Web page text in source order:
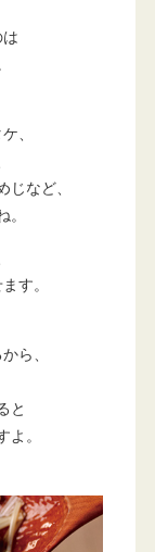
、
じなど、
。
す。
ら、
と
よ。